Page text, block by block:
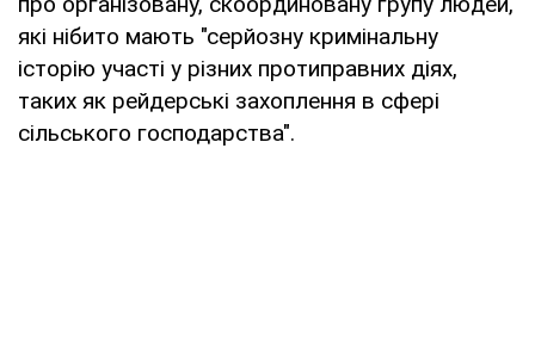
які нібито мають "серйозну кримінальну
історію участі у різних протиправних діях,
таких як рейдерські захоплення в сфері
сільського господарства".